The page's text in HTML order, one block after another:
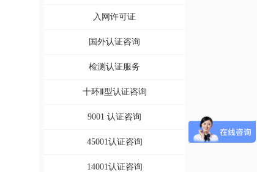
入网许可证
国外认证咨询
检测认证服务
十环Ⅱ型认证咨询
9001 认证咨询
45001认证咨询
14001认证咨询